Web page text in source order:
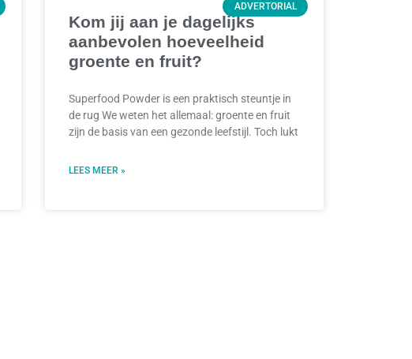
ADVERTORIAL
Kom jij aan je dagelijks
aanbevolen hoeveelheid
groente en fruit?
Superfood Powder is een praktisch steuntje in
de rug We weten het allemaal: groente en fruit
zijn de basis van een gezonde leefstijl. Toch lukt
LEES MEER »